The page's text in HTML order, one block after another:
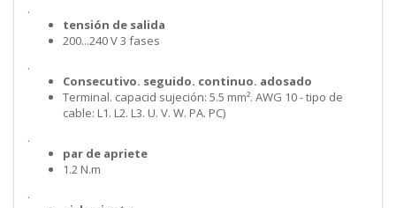
.
tensión de salida
200...240 V 3 fases
.
Consecutivo. seguido. continuo. adosado
Terminal. capacid sujeción: 5.5 mm². AWG 10 - tipo de
cable: L1. L2. L3. U. V. W. PA. PC)
.
par de apriete
1.2 N.m
.